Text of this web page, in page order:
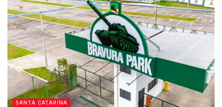
SANTA CATARINA